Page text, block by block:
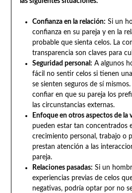
Confianza en la relación: Si un
confianza en su pareja y en la
probable que sienta celos. La
transparencia son claves para
Seguridad personal: A algunos
fácil no sentir celos si tienen
se sienten seguros de sí
confiar en que su pareja los
las circunstancias externas.
Enfoque en otros aspectos de la
pueden estar tan concentrados
crecimiento personal, trabajo o
prestan atención a las
pareja.
Relaciones pasadas: Si un
experiencias previas de celos
negativas, podría optar por no